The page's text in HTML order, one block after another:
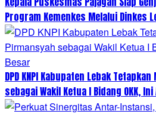
Program Kemenkes Melalui Dinkes
DPD KNPI Kabupaten Lebak
sebagai Wakil Ketua I Bidang OKK,